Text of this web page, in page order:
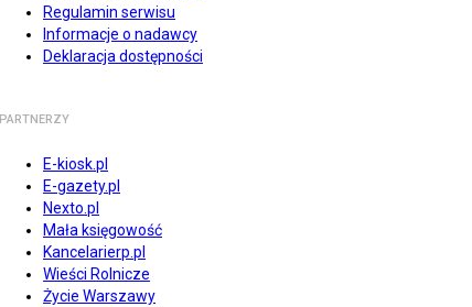
Regulamin serwisu
Informacje o nadawcy
Deklaracja dostępności
PARTNERZY
E-kiosk.pl
E-gazety.pl
Nexto.pl
Mała księgowość
Kancelarierp.pl
Wieści Rolnicze
Życie Warszawy